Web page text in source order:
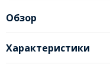
Обзор
Характеристики